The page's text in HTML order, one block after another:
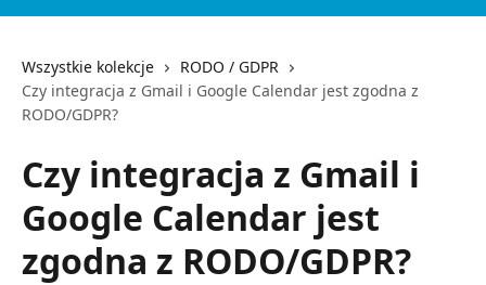
Wszystkie kolekcje
RODO / GDPR
Czy integracja z Gmail i Google Calendar jest zgodna z
RODO/GDPR?
Czy integracja z Gmail i
Google Calendar jest
zgodna z RODO/GDPR?